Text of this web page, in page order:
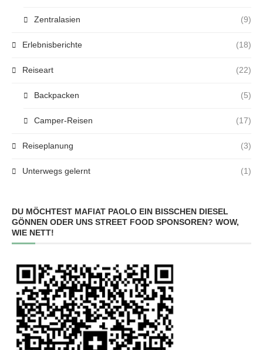
Zentralasien (9)
Erlebnisberichte (18)
Reiseart (22)
Backpacken (5)
Camper-Reisen (17)
Reiseplanung (3)
Unterwegs gelernt (1)
DU MÖCHTEST MAFIAT PAOLO EIN BISSCHEN DIESEL
GÖNNEN ODER UNS STREET FOOD SPONSOREN? WOW,
WIE NETT!